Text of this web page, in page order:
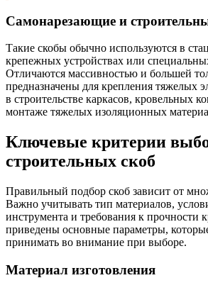
Самонарезающие и
Такие скобы обычно используются в
крепежных устройствах или
Отличаются массивностью и большей
предназначены для крепления тяжелых
в строительстве каркасов, кровельных
монтаже тяжелых изоляционных
Ключевые критерии
строительных скоб
Правильный подбор скоб зависит от
Важно учитывать тип материалов,
инструмента и требования к прочности
приведены основные параметры,
принимать во внимание при выборе.
Материал изготовления